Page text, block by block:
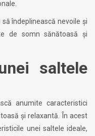
îndeplinească nevoile și
de somn sănătoasă și
saltele
anumite caracteristici
și relaxantă. În acest
unei saltele ideale,